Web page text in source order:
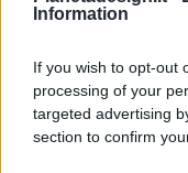
Information
If you wish to opt-out
processing of your
targeted advertising
section to confirm
© 2026 - Pianeta
Registrata Al